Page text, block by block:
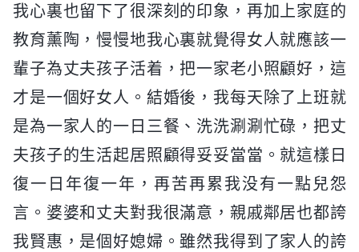
我心裏也留下了很深刻的印象，再加上家庭的
教育薰陶，慢慢地我心裏就覺得女人就應該一
輩子為丈夫孩子活着，把一家老小照顧好，這
才是一個好女人。結婚後，我每天除了上班就
是為一家人的一日三餐、洗洗涮涮忙碌，把丈
夫孩子的生活起居照顧得妥妥當當。就這樣日
復一日年復一年，再苦再累我没有一點兒怨
言。婆婆和丈夫對我很滿意，親戚鄰居也都誇
我賢惠，是個好媳婦。雖然我得到了家人的誇